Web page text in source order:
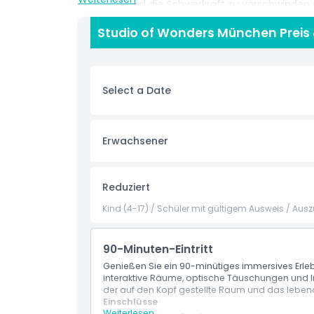
erscheint und die Schwerkraft zu verschwinden
schießen und unvergessliche Erinnerungen
Bällchenbad, einer der beliebtesten
entspannte Momente. Sie können sich auch
magisch und einzigartig wird. Nach dem
charmante Wonder Café, in dem
farbenfrohen Umgebung treffen. Ob Sie nun
Studio of Wonders bietet ein unvergessliches
Inklusivleistungen
Richtlinie für Kinder und Erwachsene
Ausschlüsse
Studio of Wonders München
Select a Date
Erwachsener
Reduziert
Kind (4-17) / Schüler mit gültigem Ausweis /
90-Minuten-Eintritt
Genießen Sie ein 90-minütiges immersives
interaktive Räume, optische Täuschungen
der auf den Kopf gestellte Raum und das
Einschlüsse